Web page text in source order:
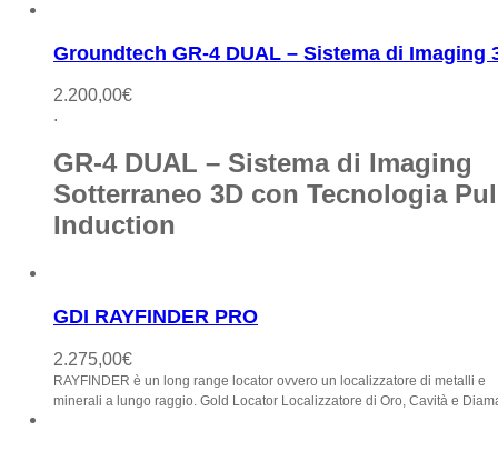
Groundtech GR-4 DUAL – Sistema di Imaging
2.200,00€
.
GR-4 DUAL – Sistema di Imaging
Sotterraneo 3D con Tecnologia
Induction
GDI RAYFINDER PRO
2.275,00€
RAYFINDER è un long range locator ovvero un localizzatore di metalli e
minerali a lungo raggio. Gold Locator Localizzatore di Oro, Cavità e